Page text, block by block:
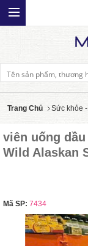
Trang Chủ Sức khỏe
viên uống
Wild Alaskan
Mã SP: 7434